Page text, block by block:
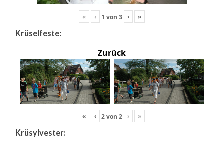
« ‹ 1 von 3 › »
Krüselfeste:
Zurück
« ‹ 2von 2 › »
Krüsylvester: